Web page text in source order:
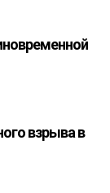
взрыва в